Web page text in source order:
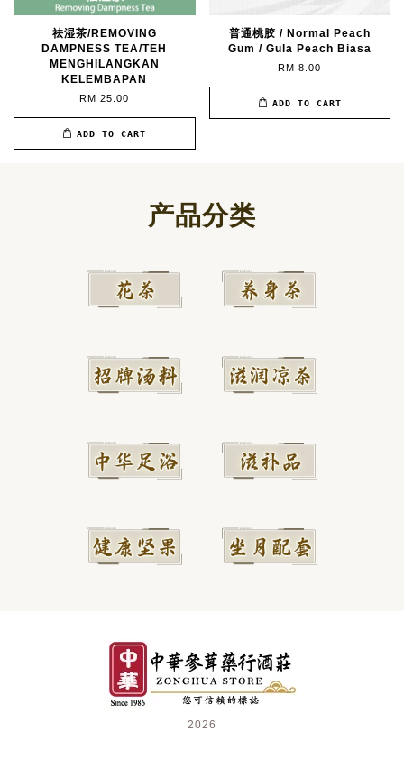
祛湿茶/REMOVING
DAMPNESS TEA/TEH
MENGHILANGKAN
KELEMBAPAN
RM 25.00
ADD TO CART
普通桃胶 / Normal Peach
Gum / Gula Peach Biasa
RM 8.00
ADD TO CART
产品分类
2026